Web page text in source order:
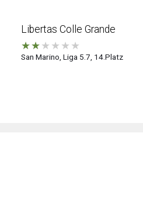
Libertas Colle Grande
★★★ ★ ★ ★
San Marino, Liga 5.7, 14.Platz